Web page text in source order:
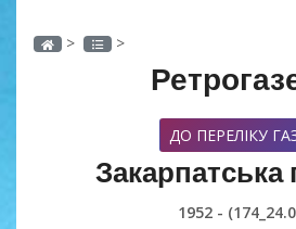
> >
ДО ПЕРЕЛІКУ
1952 -